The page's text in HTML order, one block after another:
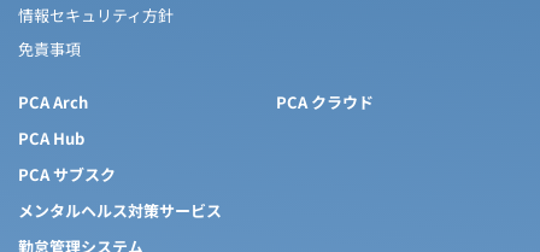
情報セキュリティ方針
免責事項
PCA Arch
PCA Hub
PCA サブスク
メンタルヘルス対策サービス
勤怠管理システム
PCA クラウド